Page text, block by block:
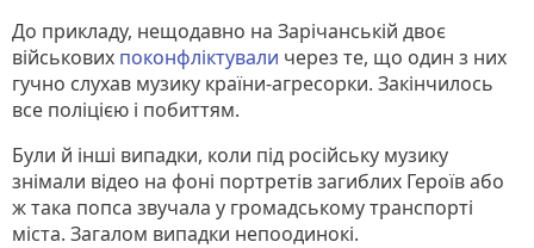
До прикладу, нещодавно на Зарічанській двоє
військових поконфліктували через те, що один з них
гучно слухав музику країни-агресорки. Закінчилось
все поліцією і побиттям.
Були й інші випадки, коли під російську музику
знімали відео на фоні портретів загиблих Героїв або
ж така попса звучала у громадському транспорті
міста. Загалом випадки непоодинокі.